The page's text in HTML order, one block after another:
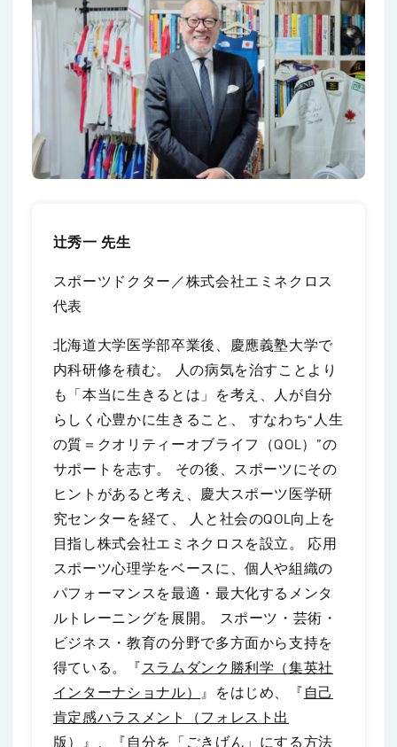
辻秀一 先生
スポーツドクター／株式会社エミネクロス
代表
北海道大学医学部卒業後、慶應義塾大学で
内科研修を積む。 人の病気を治すことより
も「本当に生きるとは」を考え、人が自分
らしく心豊かに生きること、 すなわち“人生
の質＝クオリティーオブライフ（QOL）”の
サポートを志す。 その後、スポーツにその
ヒントがあると考え、慶大スポーツ医学研
究センターを経て、 人と社会のQOL向上を
目指し株式会社エミネクロスを設立。 応用
スポーツ心理学をベースに、個人や組織の
パフォーマンスを最適・最大化するメンタ
ルトレーニングを展開。 スポーツ・芸術・
ビジネス・教育の分野で多方面から支持を
得ている。『 スラムダンク勝利学（集英社
インターナショナル）
』をはじめ、『 自己
肯定感ハラスメント（フォレスト出
版）
』、『 自分を「ごきげん」にする方法